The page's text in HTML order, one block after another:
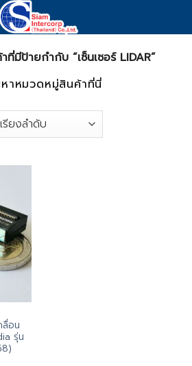
ที่มีป้ายกำกับ “เซ็นเซอร์ LIDAR”
าหมวดหมู่สินค้าที่นี่
ลื่อน
รุ่น